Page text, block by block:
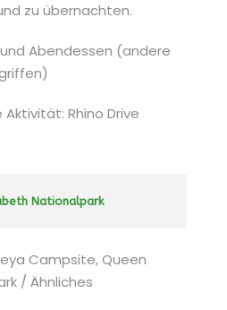
zu übernachten.
Abendessen (andere
Rhino Drive
Nationalpark
Campsite, Queen
/ Ähnliches